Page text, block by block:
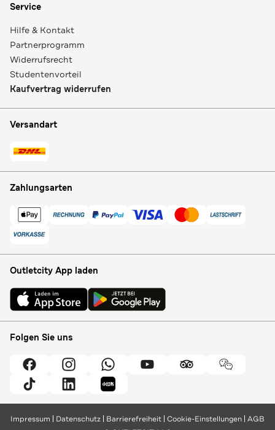
Service
Hilfe & Kontakt
Partnerprogramm
Widerrufsrecht
Studentenvorteil
Kaufvertrag widerrufen
Versandart
Zahlungsarten
Outletcity App laden
Folgen Sie uns
Impressum Datenschutz Barrierefreiheit Cookie-Einstellungen AGB